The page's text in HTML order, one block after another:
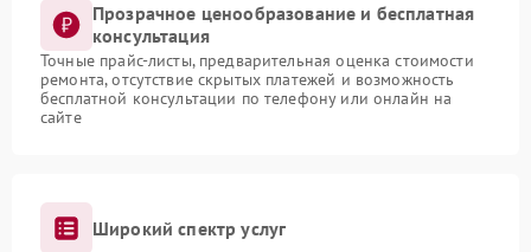
Прозрачное ценообразование и бесплатная
консультация
Точные прайс-листы, предварительная оценка стоимости
ремонта, отсутствие скрытых платежей и возможность
бесплатной консультации по телефону или онлайн на
сайте
Широкий спектр услуг